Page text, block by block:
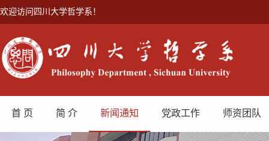
欢迎访问四川大学哲学系！
首 页 简 介 新闻通知 党政工作 师资团队